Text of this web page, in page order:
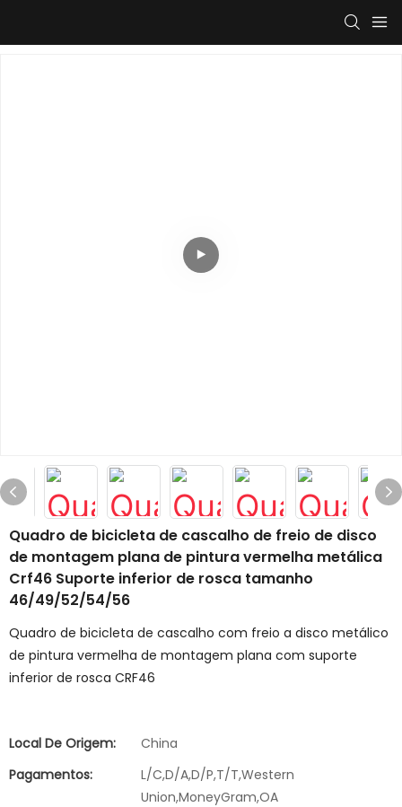
Quadro de bicicleta de cascalho de freio de disco
de montagem plana de pintura vermelha metálica
Crf46 Suporte inferior de rosca tamanho
46/49/52/54/56
Quadro de bicicleta de cascalho com freio a disco metálico
de pintura vermelha de montagem plana com suporte
inferior de rosca CRF46
Local De Origem:
China
Pagamentos:
L/C,D/A,D/P,T/T,Western
Union,MoneyGram,OA